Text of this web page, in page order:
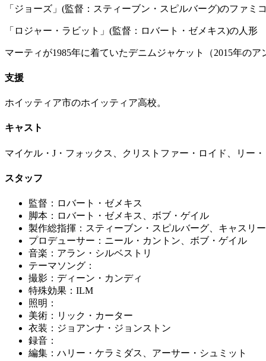
「ジョーズ」(監督：スティーブン・スピルバーグ)のファミ
「ロジャー・ラビット」(監督：ロバート・ゼメキス)の人形
マーティが1985年に着ていたデニムジャケット（2015年の
支援
ホイッティア市のホイッティア高校。
キャスト
マイケル・J・フォックス、クリストファー・ロイド、リー
スタッフ
監督：ロバート・ゼメキス
脚本：ロバート・ゼメキス、ボブ・ゲイル
製作総指揮：スティーブン・スピルバーグ、キャスリ
プロデューサー：ニール・カントン、ボブ・ゲイル
音楽：アラン・シルベストリ
テーマソング：
撮影：ディーン・カンディ
特殊効果：ILM
照明：
美術：リック・カーター
衣装：ジョアンナ・ジョンストン
録音：
編集：ハリー・ケラミダス、アーサー・シュミット